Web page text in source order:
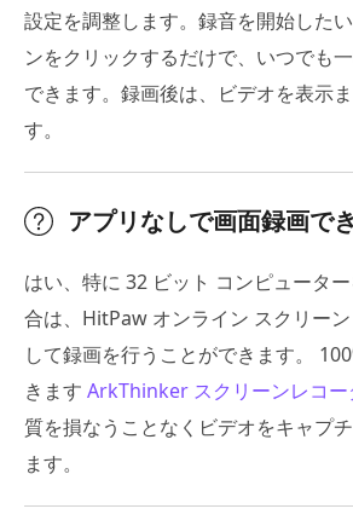
設定を調整します。録音を開始した
ンをクリックするだけで、いつでも
できます。録画後は、ビデオを表示
す。
アプリなしで画面録画で
はい、特に 32 ビット コンピュータ
合は、HitPaw オンライン スクリー
して録画を行うことができます。
きます ArkThinker スクリーンレコー
質を損なうことなくビデオをキャプ
ます。